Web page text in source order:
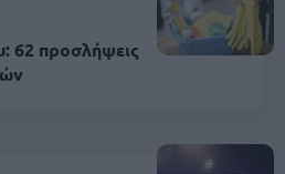
62 προσλήψεις